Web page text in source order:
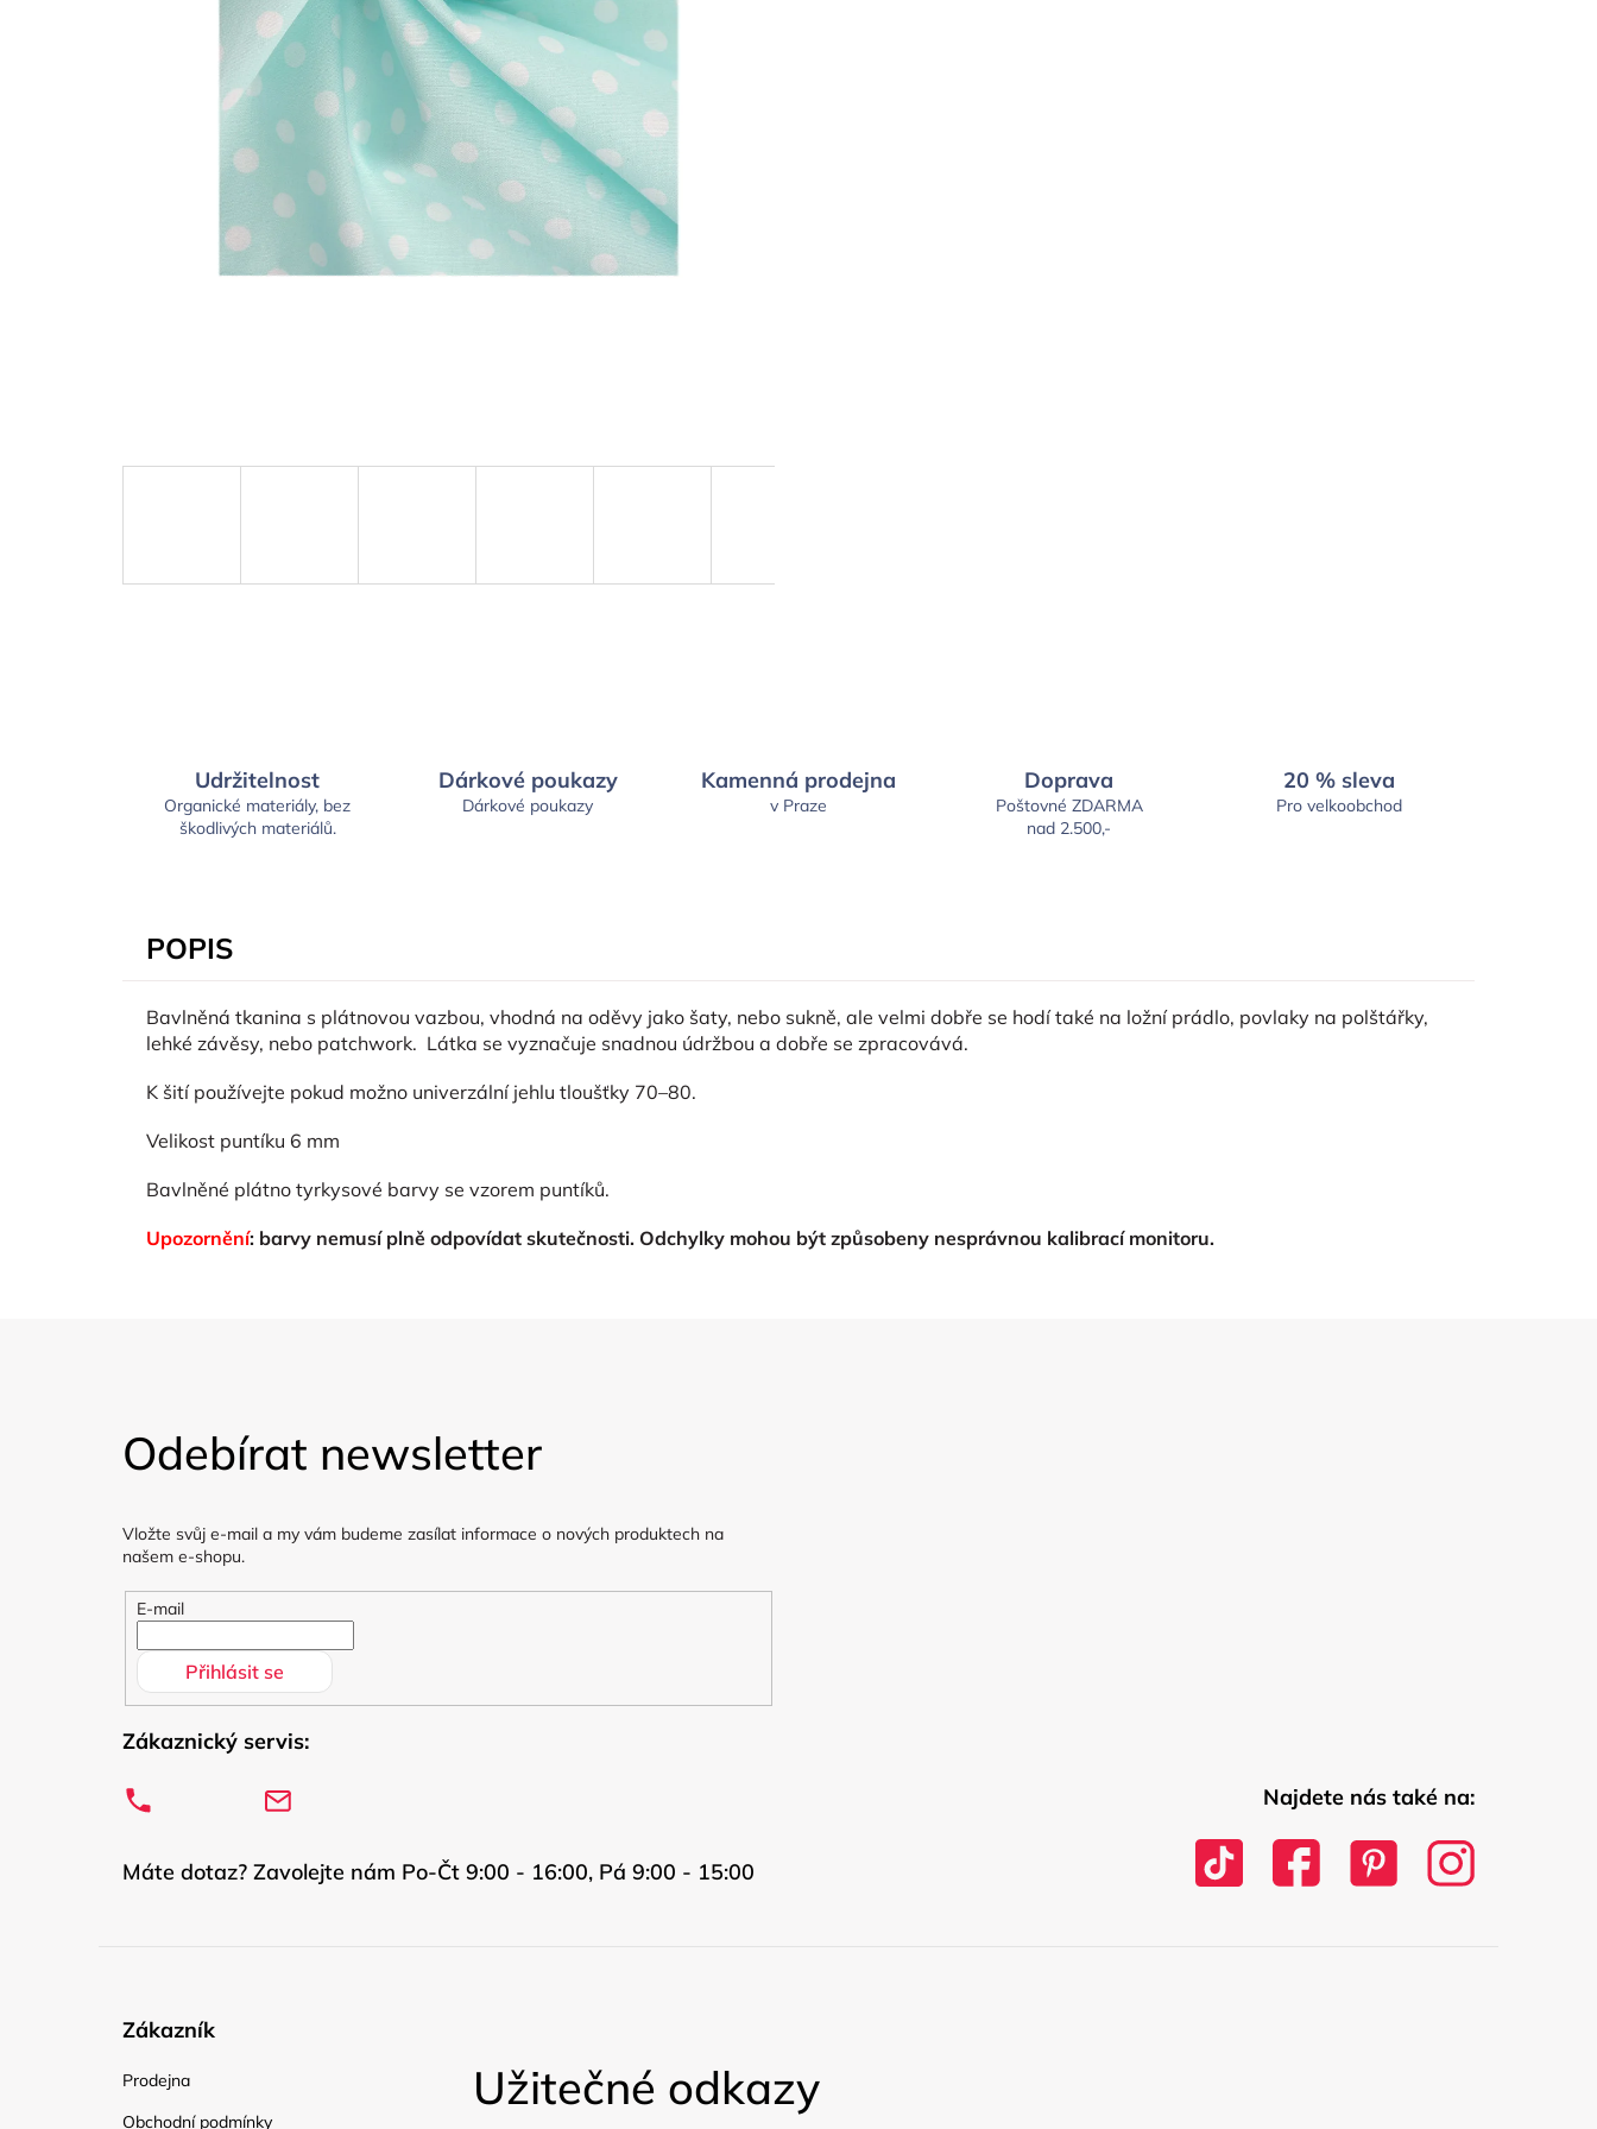
Udržitelnost
Organické materiály, bez
škodlivých materiálů.
Dárkové poukazy
Dárkové poukazy
Kamenná prodejna
v Praze
Doprava
Poštovné ZDARMA
nad 2.500,-
20 % sleva
Pro velkoobchod
POPIS
Bavlněná tkanina s plátnovou vazbou, vhodná na oděvy jako šaty, nebo sukně, ale velmi dobře se hodí také na ložní prádlo, povlaky na polštářky,
lehké závěsy, nebo patchwork. Látka se vyznačuje snadnou údržbou a dobře se zpracovává.
K šití používejte pokud možno univerzální jehlu tloušťky 70–80.
Velikost puntíku 6 mm
Bavlněné plátno tyrkysové barvy se vzorem puntíků.
Upozornění: barvy nemusí plně odpovídat skutečnosti. Odchylky mohou být způsobeny nesprávnou kalibrací monitoru.
Odebírat newsletter
Vložte svůj e-mail a my vám budeme zasílat informace o nových produktech na
našem e-shopu.
E-mail
Přihlásit se
Zákaznický servis:
Máte dotaz? Zavolejte nám Po-Čt 9:00 - 16:00, Pá 9:00 - 15:00
Najdete nás také na:
Zákazník
Prodejna
Obchodní podmínky
Užitečné odkazy